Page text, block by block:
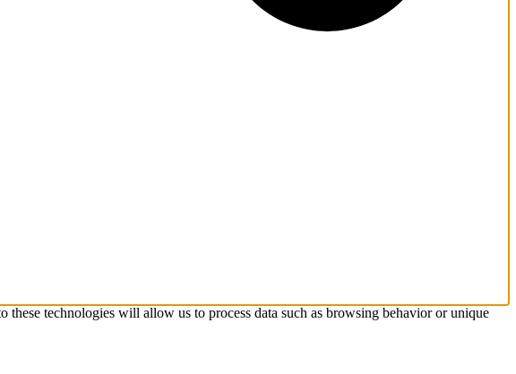
technologies will allow us to process data such as browsing behavior or unique